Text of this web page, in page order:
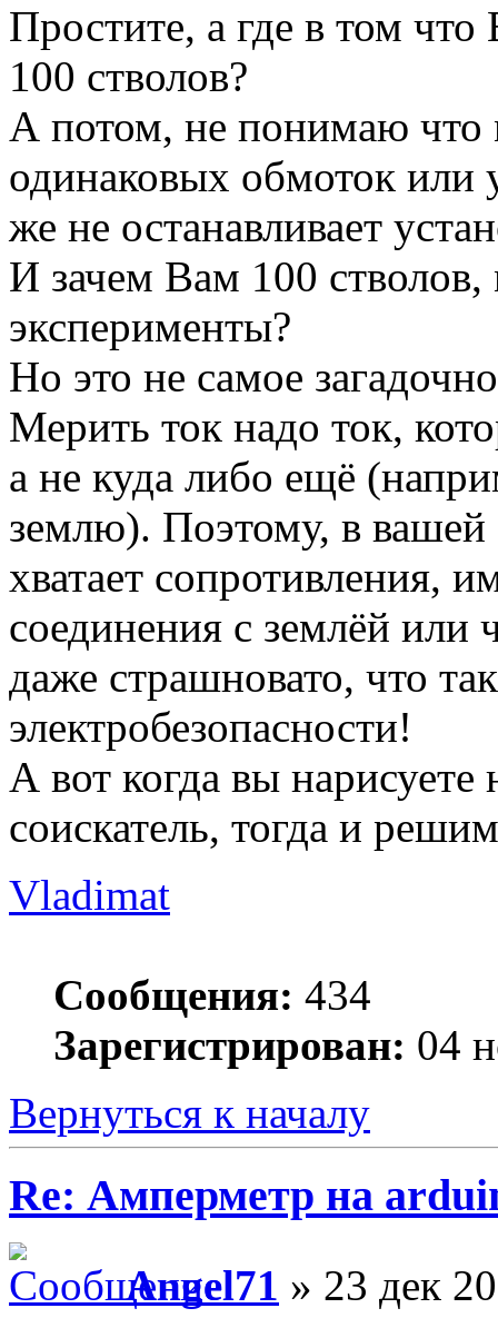
Простите, а где в том
100 стволов?
А потом, не понимаю что
одинаковых обмоток или
же не останавливает
И зачем Вам 100
эксперименты?
Но это не самое
Мерить ток надо ток,
а не куда либо ещё
землю). Поэтому, в вашей
хватает
соединения с землёй или
даже страшновато, что
электробезопасности!
А вот когда вы
соискатель, тогда и
Vladimat
Сообщения: 434
Зарегистрирован: 04
Вернуться к началу
Re: Амперметр на
Angel71 » 23 дек